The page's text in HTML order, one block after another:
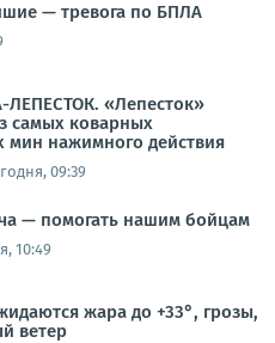
— тревога по БПЛА
«Лепесток»
самых коварных
мин нажимного действия
09:39
— помогать нашим бойцам
10:49
жара до +33°, грозы,
ветер